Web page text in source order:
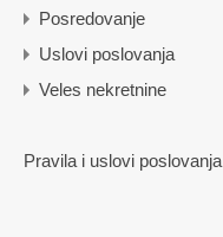
Posredovanje
Uslovi poslovanja
Veles nekretnine
Pravila i uslovi poslovanja